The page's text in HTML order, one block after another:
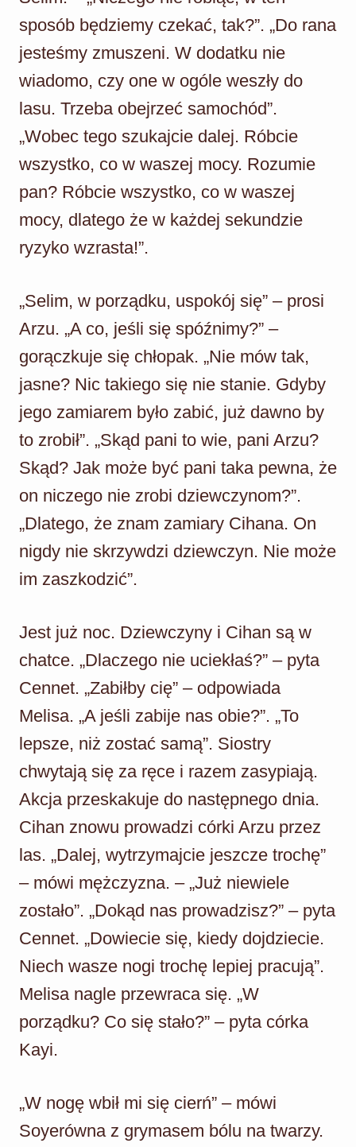
sposób będziemy czekać, tak?”. „Do rana
jesteśmy zmuszeni. W dodatku nie
wiadomo, czy one w ogóle weszły do
lasu. Trzeba obejrzeć samochód”.
„Wobec tego szukajcie dalej. Róbcie
wszystko, co w waszej mocy. Rozumie
pan? Róbcie wszystko, co w waszej
mocy, dlatego że w każdej sekundzie
ryzyko wzrasta!”.
„Selim, w porządku, uspokój się” – prosi
Arzu. „A co, jeśli się spóźnimy?” –
gorączkuje się chłopak. „Nie mów tak,
jasne? Nic takiego się nie stanie. Gdyby
jego zamiarem było zabić, już dawno by
to zrobił”. „Skąd pani to wie, pani Arzu?
Skąd? Jak może być pani taka pewna, że
on niczego nie zrobi dziewczynom?”.
„Dlatego, że znam zamiary Cihana. On
nigdy nie skrzywdzi dziewczyn. Nie może
im zaszkodzić”.
Jest już noc. Dziewczyny i Cihan są w
chatce. „Dlaczego nie uciekłaś?” – pyta
Cennet. „Zabiłby cię” – odpowiada
Melisa. „A jeśli zabije nas obie?”. „To
lepsze, niż zostać samą”. Siostry
chwytają się za ręce i razem zasypiają.
Akcja przeskakuje do następnego dnia.
Cihan znowu prowadzi córki Arzu przez
las. „Dalej, wytrzymajcie jeszcze trochę”
– mówi mężczyzna. – „Już niewiele
zostało”. „Dokąd nas prowadzisz?” – pyta
Cennet. „Dowiecie się, kiedy dojdziecie.
Niech wasze nogi trochę lepiej pracują”.
Melisa nagle przewraca się. „W
porządku? Co się stało?” – pyta córka
Kayi.
„W nogę wbił mi się cierń” – mówi
Soyerówna z grymasem bólu na twarzy.